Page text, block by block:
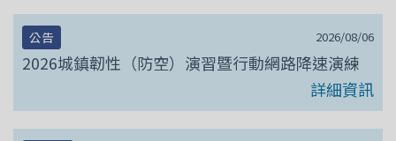
2026/08/06
公告
2026城鎮韌性（防空）演習暨行動網路降速演練
詳細資訊